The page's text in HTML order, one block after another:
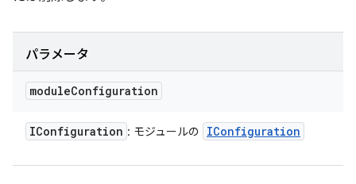
パラメータ
moduleConfiguration
IConfiguration : モジュールの IConfiguration